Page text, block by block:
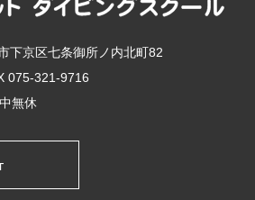
下京区七条御所ノ内北町82
075-321-9716
無休